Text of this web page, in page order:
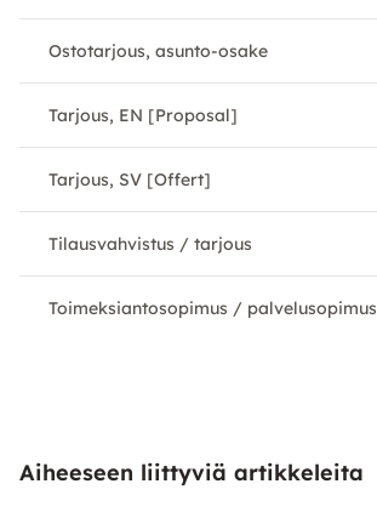
Ostotarjous, asunto-osake
Tarjous, EN [Proposal]
Tarjous, SV [Offert]
Tilausvahvistus / tarjous
Toimeksiantosopimus / palvelusopimus
Aiheeseen liittyviä artikkeleita